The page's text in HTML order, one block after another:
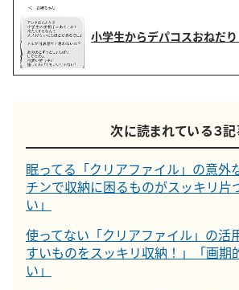
小学生からデパコスおねだ
次に読まれている３
眠ってる「クリアファイル」の意外
チンで収納に困るものがスッキリ片
い」
使ってない「クリアファイル」の活
すいものをスッキリ収納！」「画期
い」